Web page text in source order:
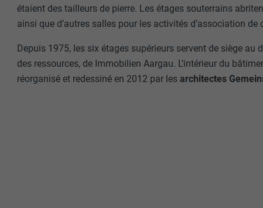
étaient des tailleurs de pierre. Les étages souterrains
ainsi que d’autres salles pour les activités d’association de
Depuis 1975, les six étages supérieurs servent de siège au
des ressources, de Immobilien Aargau. L’intérieur du
réorganisé et redessiné en 2012 par lesarchitectes